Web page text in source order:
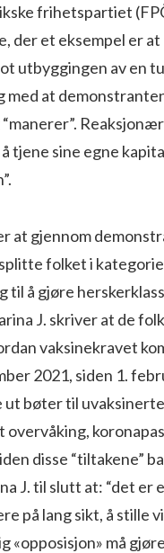
frihetspartiet
der et eksempel er
utbyggingen av en
med at
tjene sine egne
at gjennom
folket i
å gjøre
J. skriver at de
vaksinekravet
2021, siden 1.
ut bøter til
overvåking,
disse “tiltakene”
J. til slutt at: “det er
på lang sikt, å stille
«opposisjon» må